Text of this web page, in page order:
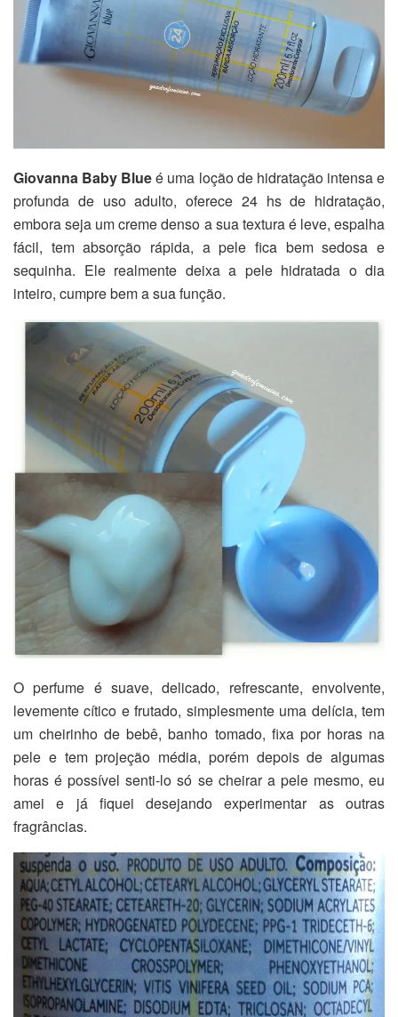
Giovanna Baby Blueé uma loção de hidratação intensa e
profunda de uso adulto, oferece 24 hs de hidratação,
embora seja um creme denso a sua textura é leve, espalha
fácil, tem absorção rápida, a pele fica bem sedosa e
sequinha. Ele realmente deixa a pele hidratada o dia
inteiro, cumpre bem a sua função.
O perfume é suave, delicado, refrescante, envolvente,
levemente cítico e frutado, simplesmente uma delícia, tem
um cheirinho de bebê, banho tomado, fixa por horas na
pele e tem projeção média, porém depois de algumas
horas é possível senti-lo só se cheirar a pele mesmo, eu
amei e já fiquei desejando experimentar as outras
fragrâncias.